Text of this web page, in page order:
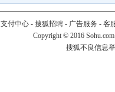
支付中心- 搜狐招聘- 广告服务 - 客
Copyright © 2016
搜狐不良信息